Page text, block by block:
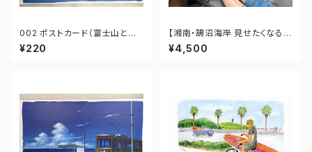
002 ポストカード（富士山と江
ノ島）
¥220
【湘南・鵠沼海岸 見せたくなる素
足ケア（お爪・かかと両方ケア）】
体験ギフト｜ありがとうを贈る
¥4,500